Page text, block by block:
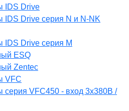
IDS Drive
IDS Drive серия N и N-NK
IDS Drive серия М
ESQ
Zentec
VFC
серия VFC450 - вход 3х380В /